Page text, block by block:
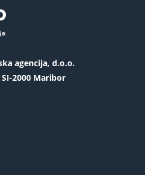
agencija, d.o.o.
2000 Maribor